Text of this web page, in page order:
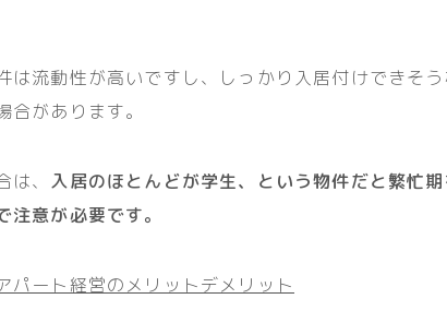
は流動性が高いですし、しっかり入居付けできそ
があります。
、 入居のほとんどが学生、という物件だと繁忙
注意が必要です。
パート経営のメリットデメリット